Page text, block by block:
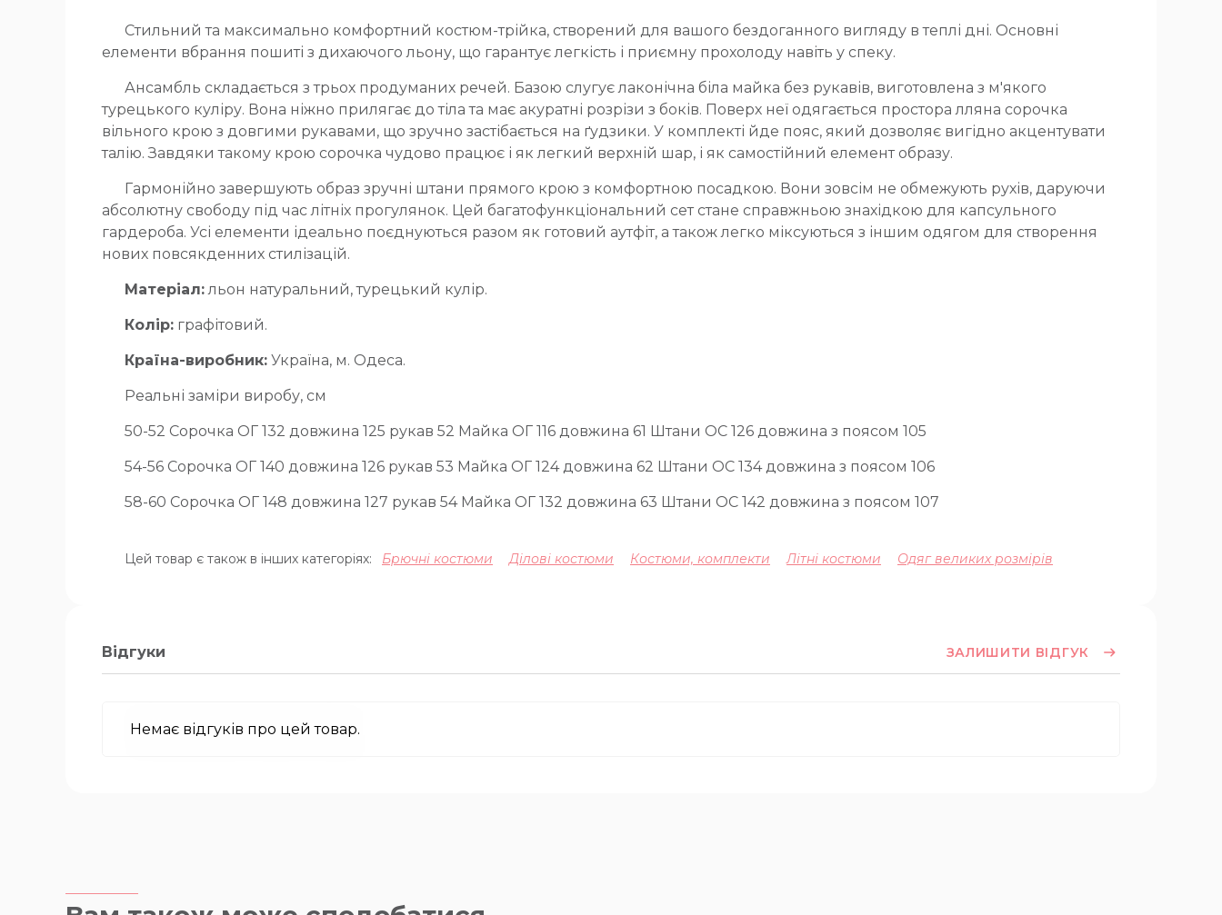
Стильний та максимально комфортний костюм-трійка, створений для вашого бездоганного вигляду в теплі дні. Основні
елементи вбрання пошиті з дихаючого льону, що гарантує легкість і приємну прохолоду навіть у спеку.
Ансамбль складається з трьох продуманих речей. Базою слугує лаконічна біла майка без рукавів, виготовлена з м'якого
турецького куліру. Вона ніжно прилягає до тіла та має акуратні розрізи з боків. Поверх неї одягається простора лляна сорочка
вільного крою з довгими рукавами, що зручно застібається на ґудзики. У комплекті йде пояс, який дозволяє вигідно акцентувати
талію. Завдяки такому крою сорочка чудово працює і як легкий верхній шар, і як самостійний елемент образу.
Гармонійно завершують образ зручні штани прямого крою з комфортною посадкою. Вони зовсім не обмежують рухів, даруючи
абсолютну свободу під час літніх прогулянок. Цей багатофункціональний сет стане справжньою знахідкою для капсульного
гардероба. Усі елементи ідеально поєднуються разом як готовий аутфіт, а також легко міксуються з іншим одягом для створення
нових повсякденних стилізацій.
Матеріал:льон натуральний, турецький кулір.
Колір: графітовий.
Країна-виробник: Україна, м. Одеса.
Реальні заміри виробу, см
50-52 Сорочка ОГ 132 довжина 125 рукав 52 Майка ОГ 116 довжина 61 Штани ОС 126 довжина з поясом 105
54-56 Сорочка ОГ 140 довжина 126 рукав 53 Майка ОГ 124 довжина 62 Штани ОС 134 довжина з поясом 106
58-60 Сорочка ОГ 148 довжина 127 рукав 54 Майка ОГ 132 довжина 63 Штани ОС 142 довжина з поясом 107
Цей товар є також в інших категоріях: Брючні костюми Ділові костюми Костюми, комплекти Літні костюми Одяг великих розмірів
Відгуки ЗАЛИШИТИ ВІДГУК
Немає відгуків про цей товар.